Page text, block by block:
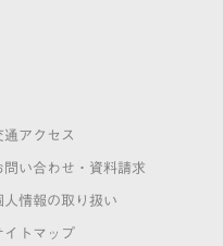
通アクセス
問い合わせ・資料請求
人情報の取り扱い
イトマップ